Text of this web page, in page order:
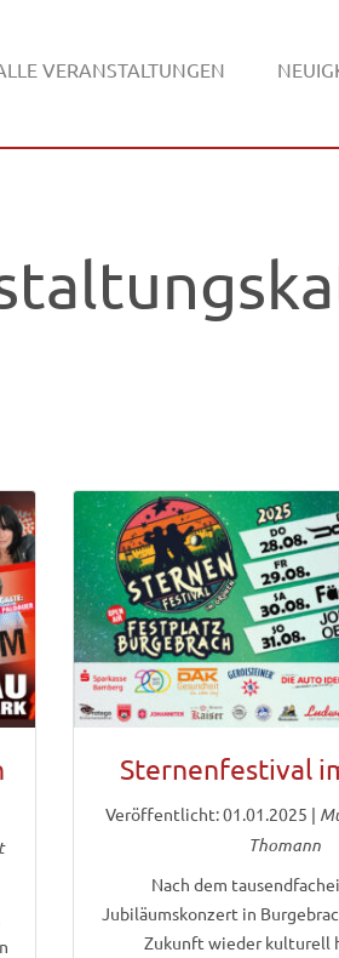
VERANSTALTUNGEN
Sternenfestival
Veröffentlicht: 01.01.2025 |
Thomann
Nach dem
Jubiläumskonzert in
Zukunft wieder kulturell